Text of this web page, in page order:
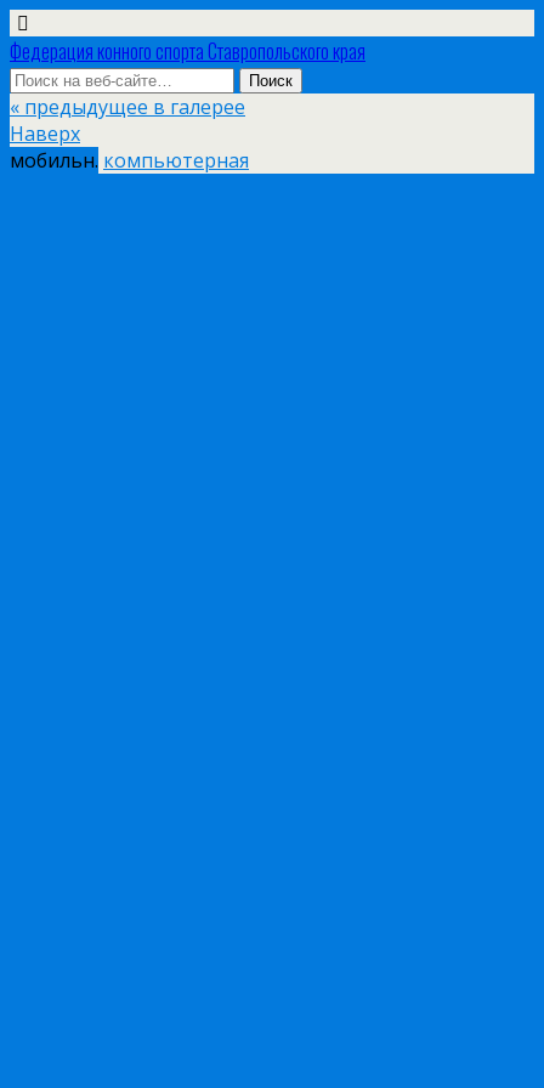
Федерация конного спорта Ставропольского края
« предыдущее в галерее
Наверх
мобильн. компьютерная